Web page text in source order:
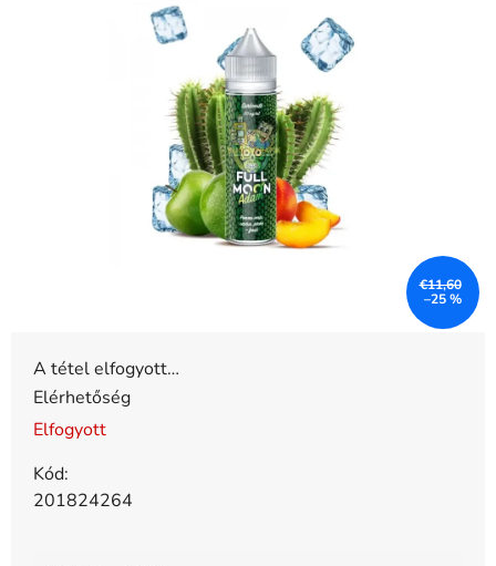
A tétel elfogyott…
Elérhetőség
Elfogyott
Kód:
201824264
€11,60
–25 %